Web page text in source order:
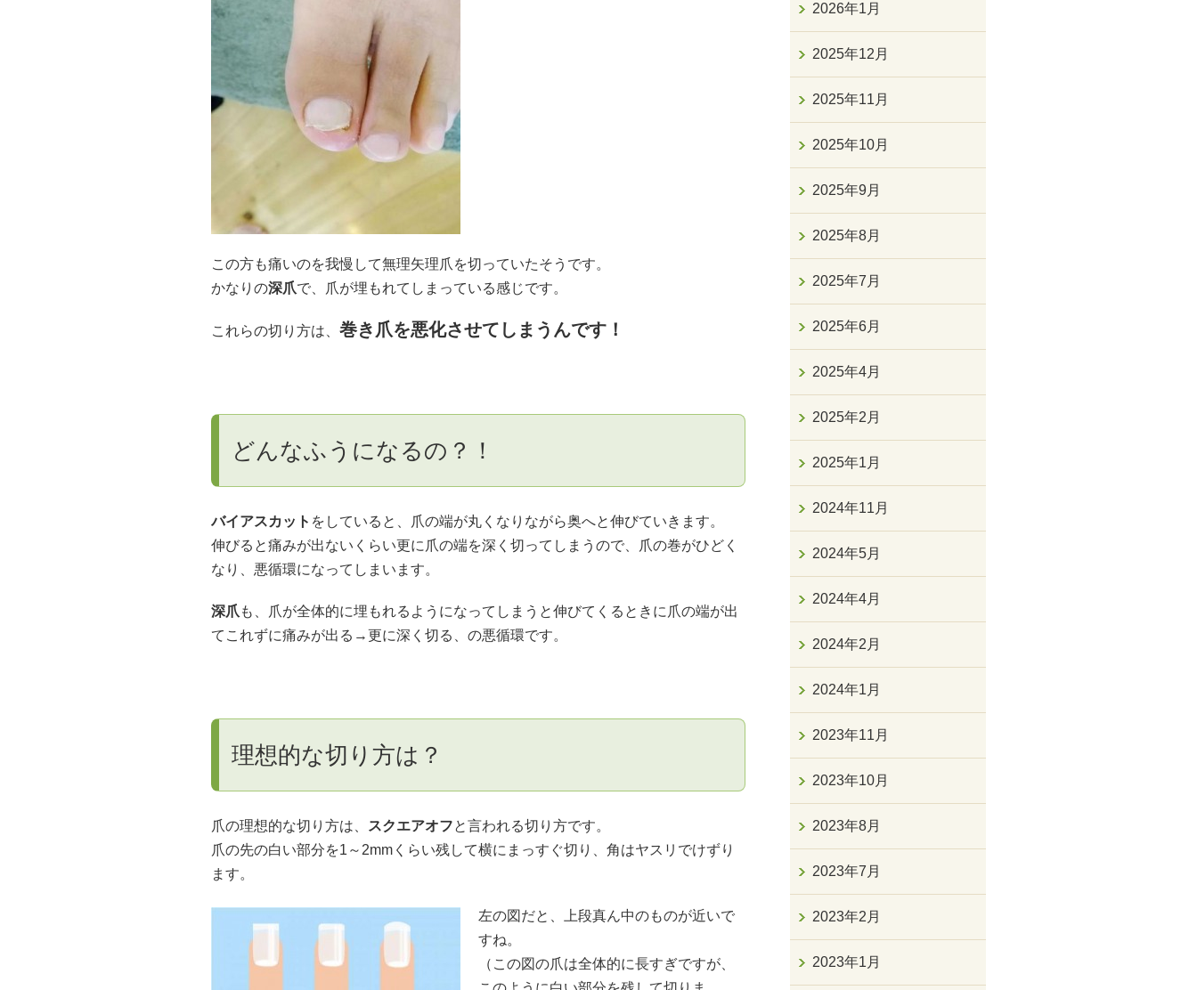
この方も痛いのを我慢して無理矢理爪を切っていたそうです。
かなりの深爪で、爪が埋もれてしまっている感じです。
これらの切り方は、 巻き爪を悪化させてしまうんです！
どんなふうになるの？！
バイアスカット をしていると、爪の端が丸くなりながら奥へと伸びていきます。
伸びると痛みが出ないくらい更に爪の端を深く切ってしまうので、爪の巻がひどく
なり、悪循環になってしまいます。
深爪 も、爪が全体的に埋もれるようになってしまうと伸びてくるときに爪の端が出
てこれずに痛みが出る→更に深く切る、の悪循環です。
理想的な切り方は？
爪の理想的な切り方は、 スクエアオフと言われる切り方です。
爪の先の白い部分を1～2mmくらい残して横にまっすぐ切り、角はヤスリでけずり
ます。
左の図だと、上段真ん中のものが近いで
すね。
（この図の爪は全体的に長すぎですが、
2026年1月
2025年12月
2025年11月
2025年10月
2025年9月
2025年8月
2025年7月
2025年6月
2025年4月
2025年2月
2025年1月
2024年11月
2024年5月
2024年4月
2024年2月
2024年1月
2023年11月
2023年10月
2023年8月
2023年7月
2023年2月
2023年1月